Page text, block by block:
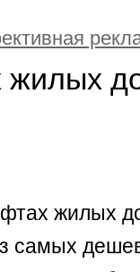
жилых
самых